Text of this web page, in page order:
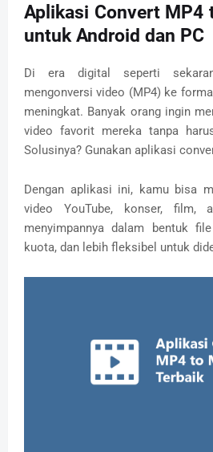
Aplikasi Convert MP4
untuk Android dan PC
Di era digital seperti
mengonversi video (MP4) ke
meningkat. Banyak orang ingin
video favorit mereka tanpa
Solusinya? Gunakan aplikasi
Dengan aplikasi ini, kamu bisa
video YouTube, konser, film,
menyimpannya dalam bentuk
kuota, dan lebih fleksibel untuk